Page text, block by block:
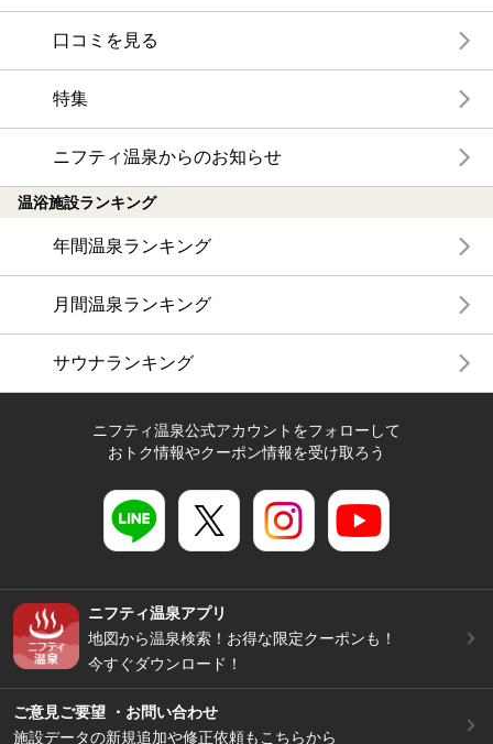
口コミを見る
特集
ニフティ温泉からのお知らせ
温浴施設ランキング
年間温泉ランキング
月間温泉ランキング
サウナランキング
ニフティ温泉公式アカウントをフォローして
おトク情報やクーポン情報を受け取ろう
ニフティ温泉アプリ
地図から温泉検索！お得な限定クーポンも！
今すぐダウンロード！
ご意見ご要望 ・お問い合わせ
施設データの新規追加や修正依頼もこちらから